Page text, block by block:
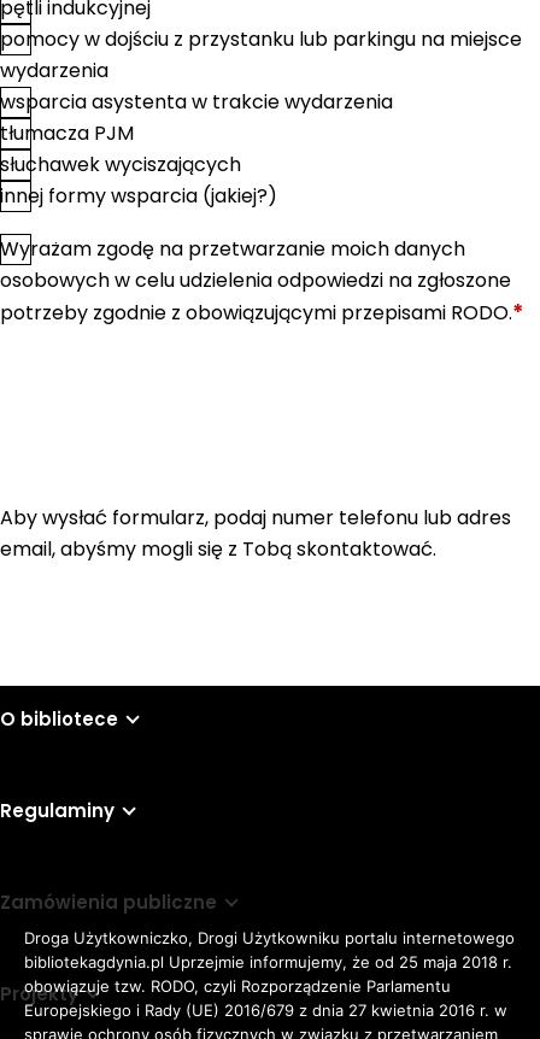
pętli indukcyjnej
pomocy w dojściu z przystanku lub parkingu na miejsce
wydarzenia
wsparcia asystenta w trakcie wydarzenia
tłumacza PJM
słuchawek wyciszających
innej formy wsparcia (jakiej?)
Zgoda*
Wyrażam zgodę na przetwarzanie moich danych
osobowych w celu udzielenia odpowiedzi na zgłoszone
potrzeby zgodnie z obowiązującymi przepisami RODO.*
Aby wysłać formularz, podaj numer telefonu lub adres
email, abyśmy mogli się z Tobą skontaktować.
O bibliotece
Regulaminy
Zamówienia publiczne
Projekty
Droga Użytkowniczko, Drogi Użytkowniku portalu internetowego
bibliotekagdynia.pl Uprzejmie informujemy, że od 25 maja 2018 r.
obowiązuje tzw. RODO, czyli Rozporządzenie Parlamentu
Europejskiego i Rady (UE) 2016/679 z dnia 27 kwietnia 2016 r. w
sprawie ochrony osób fizycznych w związku z przetwarzaniem